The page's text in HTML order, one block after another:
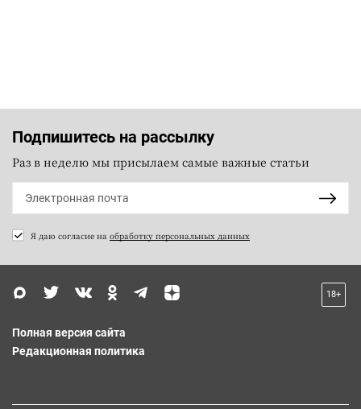
Подпишитесь на рассылку
Раз в неделю мы присылаем самые важные статьи
Я даю согласие на обработку персональных данных
18+
Полная версия сайта
Редакционная политика